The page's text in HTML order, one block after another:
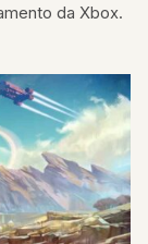
da Xbox.